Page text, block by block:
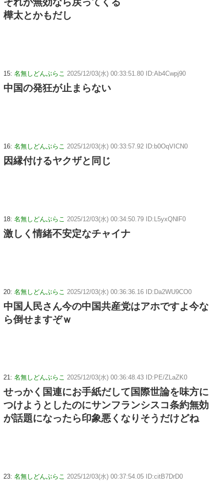
それが無効なら戻ってくる
樺太とかもだし
15: 名無しどんぶらこ 2025/12/03(水) 00:33:51.80 ID:Ab4Cwpj90
中国の発狂が止まらない
16: 名無しどんぶらこ 2025/12/03(水) 00:33:57.92 ID:b0OqVICN0
因縁付けるヤクザと同じ
18: 名無しどんぶらこ 2025/12/03(水) 00:34:50.79 ID:L5yxQNlF0
激しく情緒不安定なチャイナ
20: 名無しどんぶらこ 2025/12/03(水) 00:36:36.16 ID:Da2WU9CO0
中国人民さん今の中国共産党はアホですよ今な
ら倒せますぞｗ
21: 名無しどんぶらこ 2025/12/03(水) 00:36:48.43 ID:PE/ZLaZK0
せっかく国連にお手紙だして国際世論を味方に
つけようとしたのにサンフランシスコ条約無効
が話題になったら印象悪くなりそうだけどね
23: 名無しどんぶらこ 2025/12/03(水) 00:37:54.05 ID:citB7DrD0